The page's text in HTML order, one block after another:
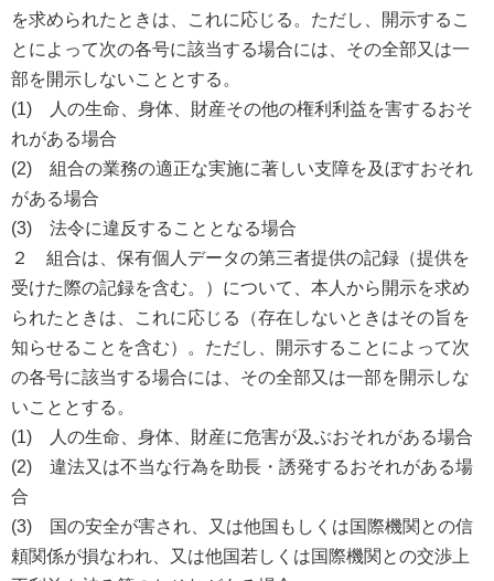
を求められたときは、これに応じる。ただし、開示するこ
とによって次の各号に該当する場合には、その全部又は一
部を開示しないこととする。
(1) 人の生命、身体、財産その他の権利利益を害するおそ
れがある場合
(2) 組合の業務の適正な実施に著しい支障を及ぼすおそれ
がある場合
(3) 法令に違反することとなる場合
２ 組合は、保有個人データの第三者提供の記録（提供を
受けた際の記録を含む。）について、本人から開示を求め
られたときは、これに応じる（存在しないときはその旨を
知らせることを含む）。ただし、開示することによって次
の各号に該当する場合には、その全部又は一部を開示しな
いこととする。
(1) 人の生命、身体、財産に危害が及ぶおそれがある場合
(2) 違法又は不当な行為を助長・誘発するおそれがある場
合
(3) 国の安全が害され、又は他国もしくは国際機関との信
頼関係が損なわれ、又は他国若しくは国際機関との交渉上